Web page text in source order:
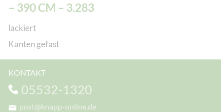
– 390 CM – 3.283
lackiert
Kanten gefast
KONTAKT
05532-1320
post@knapp-online.de